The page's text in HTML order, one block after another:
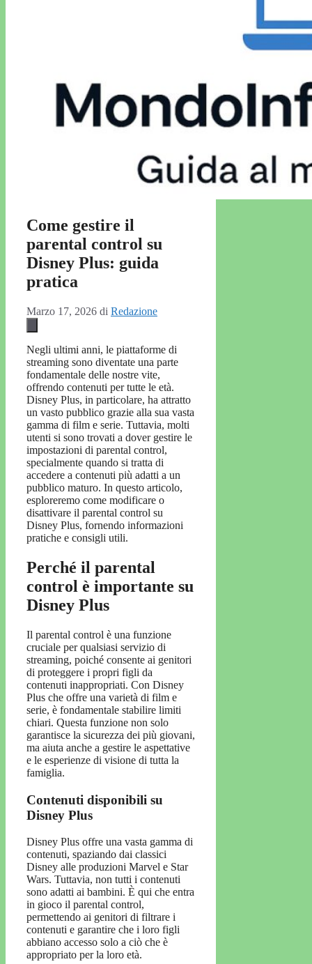
Come gestire il
parental control su
Disney Plus: guida
pratica
Marzo 17, 2026 di Redazione
Negli ultimi anni, le piattaforme di
streaming sono diventate una parte
fondamentale delle nostre vite,
offrendo contenuti per tutte le età.
Disney Plus, in particolare, ha attratto
un vasto pubblico grazie alla sua vasta
gamma di film e serie. Tuttavia, molti
utenti si sono trovati a dover gestire le
impostazioni di parental control,
specialmente quando si tratta di
accedere a contenuti più adatti a un
pubblico maturo. In questo articolo,
esploreremo come modificare o
disattivare il parental control su
Disney Plus, fornendo informazioni
pratiche e consigli utili.
Perché il parental
control è importante su
Disney Plus
Il parental control è una funzione
cruciale per qualsiasi servizio di
streaming, poiché consente ai genitori
di proteggere i propri figli da
contenuti inappropriati. Con Disney
Plus che offre una varietà di film e
serie, è fondamentale stabilire limiti
chiari. Questa funzione non solo
garantisce la sicurezza dei più giovani,
ma aiuta anche a gestire le aspettative
e le esperienze di visione di tutta la
famiglia.
Contenuti disponibili su
Disney Plus
Disney Plus offre una vasta gamma di
contenuti, spaziando dai classici
Disney alle produzioni Marvel e Star
Wars. Tuttavia, non tutti i contenuti
sono adatti ai bambini. È qui che entra
in gioco il parental control,
permettendo ai genitori di filtrare i
contenuti e garantire che i loro figli
abbiano accesso solo a ciò che è
appropriato per la loro età.